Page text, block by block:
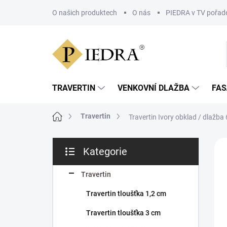
O našich produktech O nás PIEDRA v TV
TRAVERTIN VENKOVNÍ DLAŽBA
Domů Travertin Travertin Ivory obklad / dlažba
s
Přeskočit
kategorie
Kategorie
Travertin
Travertin tloušťka 1,2 cm
Travertin tloušťka 3 cm